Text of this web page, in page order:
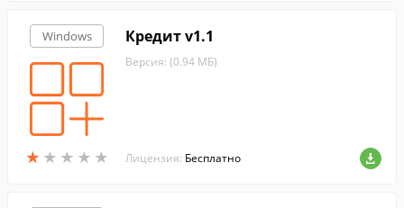
Windows
★ ★ ★ ★ ★
★ ★ ★ ★ ★
Кредит v1.1
Версия: (0.94 МБ)
Лицензия: Бесплатно